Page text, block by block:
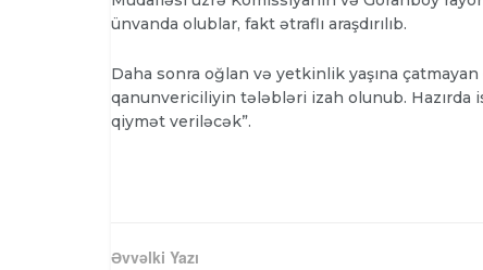
ünvanda olublar, fakt ətraflı araşdırılıb.
Daha sonra oğlan və yetkinlik yaşına çatmayan
qanunvericiliyin tələbləri izah olunub. Hazırda
qiymət veriləcək”.
Əvvəlki Yazı